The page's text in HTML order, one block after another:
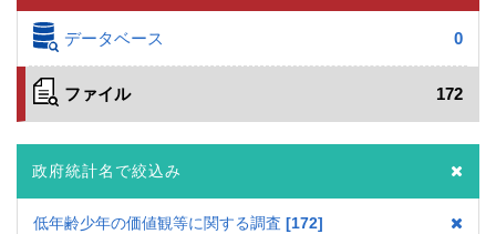
データベース 0
ファイル 172
政府統計名で絞込み
低年齢少年の価値観等に関する調査 172